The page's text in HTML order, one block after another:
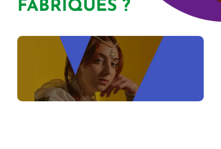
FABRIQUES ?